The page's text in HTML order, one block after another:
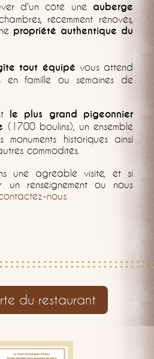
d'un côté une auberge
récemment rénovés,
propriété authentique du
tout équipé vous attend
en famille ou semaines de
le plus grand pigeonnier
(1700 boulins), un ensemble
monuments historiques ainsi
commodités.
une agréable visite, et si
un renseignement ou nous
nous.
du restaurant